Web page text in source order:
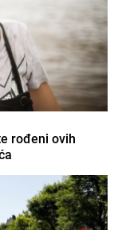
rođeni ovih